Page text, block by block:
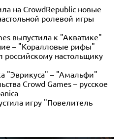
на CrowdRepublic новые
ролевой игры
выпустила к "Акватике"
– "Коралловые рифы"
российскому настольщику
"Эврикуса" – "Амальфи"
Crowd Games – русское
игру "Повелитель